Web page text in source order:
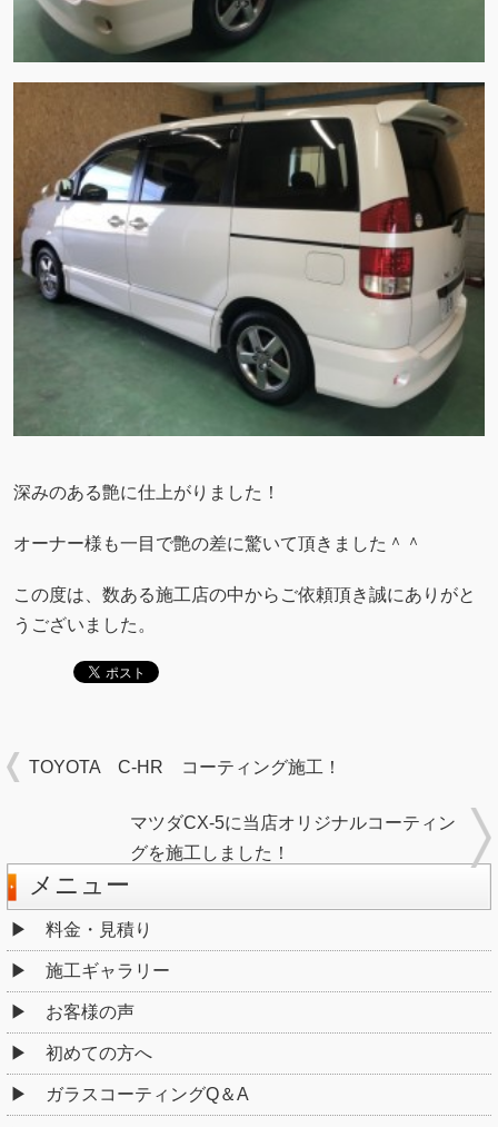
深みのある艶に仕上がりました！
オーナー様も一目で艶の差に驚いて頂きました＾＾
この度は、数ある施工店の中からご依頼頂き誠にありがと
うございました。
TOYOTA C-HR コーティング施工！
マツダCX-5に当店オリジナルコーティン
グを施工しました！
メニュー
料金・見積り
施工ギャラリー
お客様の声
初めての方へ
ガラスコーティングQ＆A